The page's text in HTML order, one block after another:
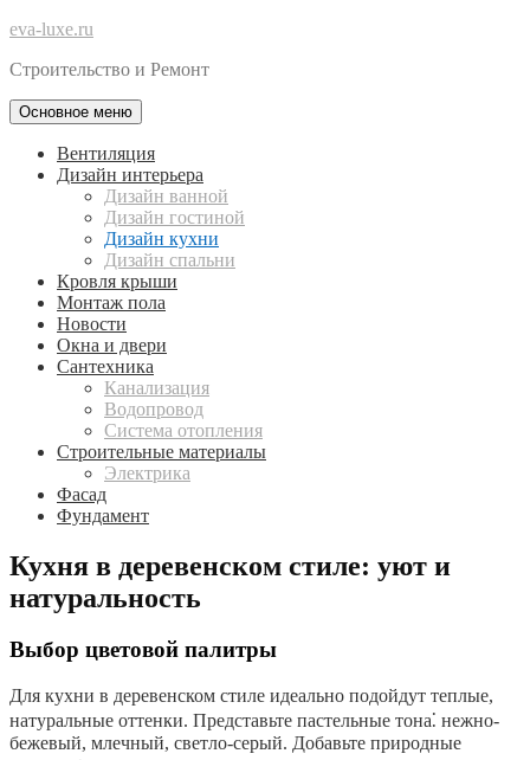
eva-luxe.ru
Строительство и Ремонт
Основное меню
Вентиляция
Дизайн интерьера
Дизайн ванной
Дизайн гостиной
Дизайн кухни
Дизайн спальни
Кровля крыши
Монтаж пола
Новости
Окна и двери
Сантехника
Канализация
Водопровод
Система отопления
Строительные материалы
Электрика
Фасад
Фундамент
Кухня в деревенском стиле: уют и
натуральность
Выбор цветовой палитры
Для кухни в деревенском стиле идеально подойдут теплые,
натуральные оттенки. Представьте пастельные тона⁚ нежно-
бежевый, млечный, светло-серый. Добавьте природные